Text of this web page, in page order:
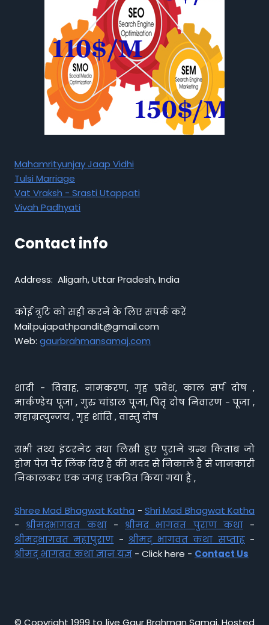
Mahamrityunjay Jaap Vidhi
Tulsi Marriage
Vat Vraksh - Srasti Utappati
Vivah Padhyati
Contact info
Address: Aligarh, Uttar Pradesh, India
कोई त्रुटि को सही करने के लिए संपर्क करें
Mail:pujapathpandit@gmail.com
Web: gaurbrahmansamaj.com
शादी - विवाह, नामकरण, गृह प्रवेश, काल सर्प दोष ,
मार्कण्डेय पूजा , गुरु चांडाल पूजा, पितृ दोष निवारण - पूजा ,
महाम्रत्युन्जय , गृह शांति , वास्तु दोष
सभी तथ्य इंटरनेट तथा लिखी हुए पुराने ग्रन्थ किताब जो
होम पेज पैर लिंक दिए है की मदद से निकाले है से जानकारी
निकालकर एक जगह एकत्रित किया गया है ,
Shree Mad Bhagwat Katha - Shri Mad Bhagwat Katha
- श्रीमद्भागवत कथा- श्रीमद भागवत पुराण कथा-
श्रीमद्भागवत महापुराण - श्रीमद् भागवत कथा सप्ताह-
श्रीमद् भागवत कथा ज्ञान यज्ञ - Click here - Contact Us
© Copyright 1999 to live Gaur Brahman Samaj. Hosted